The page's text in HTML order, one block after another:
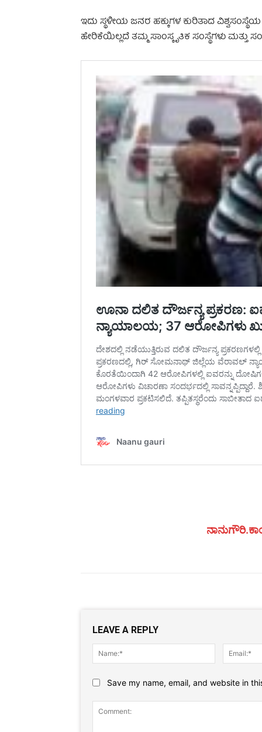
ಇದು ಸ್ಥಳೀಯ ಜನರ ಹಕ್ಕುಗಳ ಕುರಿತಾದ
ಹೇರಿಕೆಯಿಲ್ಲದೆ ತಮ್ಮ ಸಾಂಸ್ಕೃತಿಕ ಸಂಸ್ಥೆಗಳು ಮತ್ತು
LEAVE A REPLY
Name:*
Save my name, email, and website in